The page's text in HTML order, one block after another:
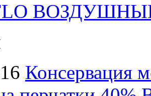
Консервация